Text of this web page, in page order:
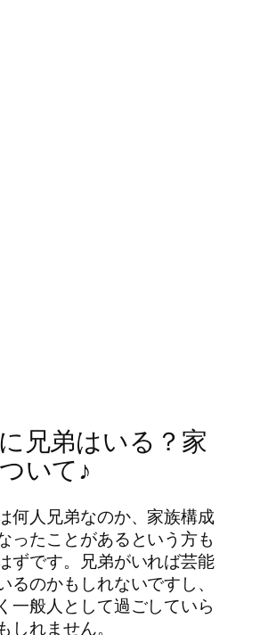
兄弟はいる？家
いて♪
何人兄弟なのか、家族構成
ったことがあるという方も
ずです。兄弟がいれば芸能
るのかもしれないですし、
一般人として過ごしていら
しれません。